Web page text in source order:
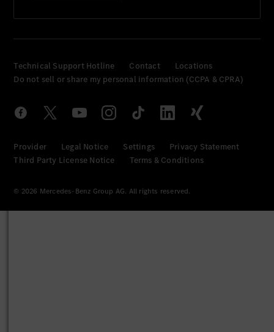
Technical Support Hotline Contact
Locations
Do not sell or share my personal information (CCPA & CPRA)
Provider Legal Notice Settings
Privacy Statement
Third Party License Notice
Terms & Conditions
© 2026 Mercedes-Benz Group AG. All rights reserved.